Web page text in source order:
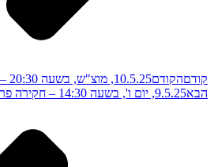
קודםהקודם10.5.25, מוצ"ש, בשעה 20:30 – חקירה פרטית
הבא9.5.25, יום ו', בשעה 14:30 – חקירה פרטית